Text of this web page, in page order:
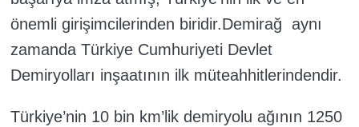
önemli girişimcilerinden biridir.Demirağ aynı
zamanda Türkiye Cumhuriyeti Devlet
Demiryolları inşaatının ilk müteahhitlerindendir.
Türkiye’nin 10 bin km’lik demiryolu ağının 1250